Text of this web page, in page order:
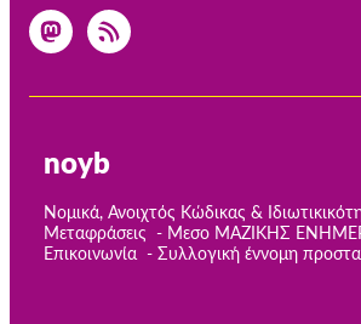
noyb
Νομικά, Ανοιχτός Κώδικας &
Μεταφράσεις
Μεσο ΜΑΖΙΚΗΣ
Επικοινωνία
Συλλογική έννομη